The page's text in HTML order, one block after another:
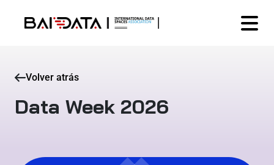
Volver atrás
Data Week 2026